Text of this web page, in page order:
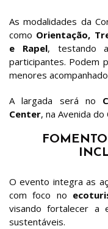
As modalidades da
como Orientação,
e Rapel, testando
participantes. Podem
menores
A largada será no
Center, na Avenida
O evento integra as
com foco no
visando fortalecer a
sustentáveis.